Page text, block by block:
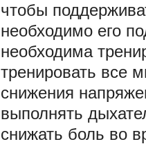
чтобы
необходимо его
необходима
тренировать все
снижения
выполнять
снижать боль во